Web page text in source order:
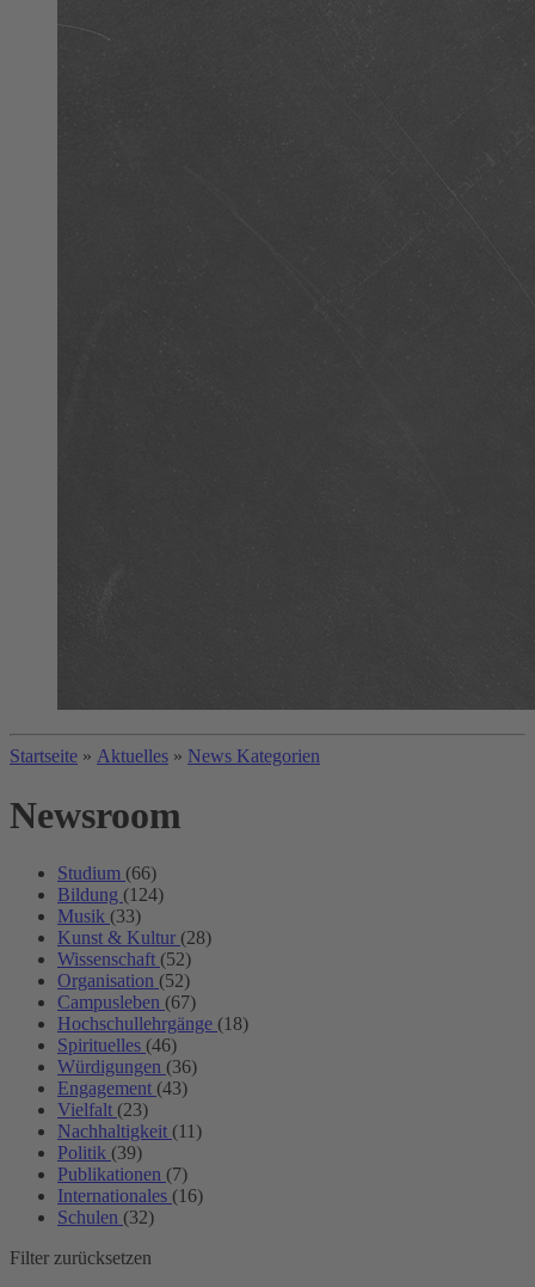
Startseite » Aktuelles » News Kategorien
Newsroom
Studium (66)
Bildung (124)
Musik (33)
Kunst & Kultur (28)
Wissenschaft (52)
Organisation (52)
Campusleben (67)
Hochschullehrgänge (18)
Spirituelles (46)
Würdigungen (36)
Engagement (43)
Vielfalt (23)
Nachhaltigkeit (11)
Politik (39)
Publikationen (7)
Internationales (16)
Schulen (32)
Filter zurücksetzen